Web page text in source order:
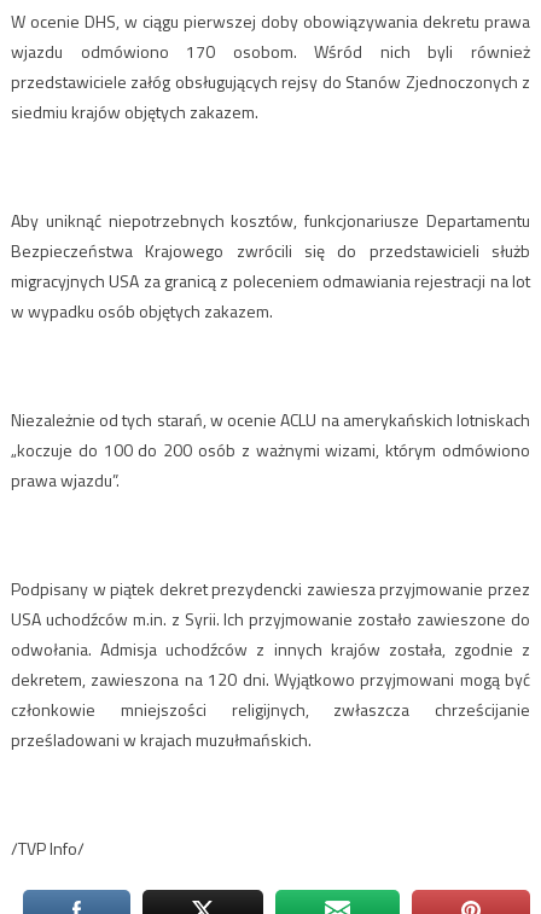
W ocenie DHS, w ciągu pierwszej doby obowiązywania dekretu prawa
wjazdu odmówiono 170 osobom. Wśród nich byli również
przedstawiciele załóg obsługujących rejsy do Stanów Zjednoczonych z
siedmiu krajów objętych zakazem.
Aby uniknąć niepotrzebnych kosztów, funkcjonariusze Departamentu
Bezpieczeństwa Krajowego zwrócili się do przedstawicieli służb
migracyjnych USA za granicą z poleceniem odmawiania rejestracji na lot
w wypadku osób objętych zakazem.
Niezależnie od tych starań, w ocenie ACLU na amerykańskich lotniskach
„koczuje do 100 do 200 osób z ważnymi wizami, którym odmówiono
prawa wjazdu”.
Podpisany w piątek dekret prezydencki zawiesza przyjmowanie przez
USA uchodźców m.in. z Syrii. Ich przyjmowanie zostało zawieszone do
odwołania. Admisja uchodźców z innych krajów została, zgodnie z
dekretem, zawieszona na 120 dni. Wyjątkowo przyjmowani mogą być
członkowie mniejszości religijnych, zwłaszcza chrześcijanie
prześladowani w krajach muzułmańskich.
/TVP Info/